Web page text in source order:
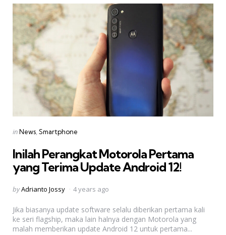
Categories
Posted
inNews Smartphone
Inilah Perangkat Motorola Pertama
yang Terima Update Android 12!
Posted
byAdrianto Jossy 4 years ago
Jika biasanya update software selalu diberikan pertama kali
ke seri flagship, maka lain halnya dengan Motorola yang
malah memberikan update Android 12 untuk pertama...